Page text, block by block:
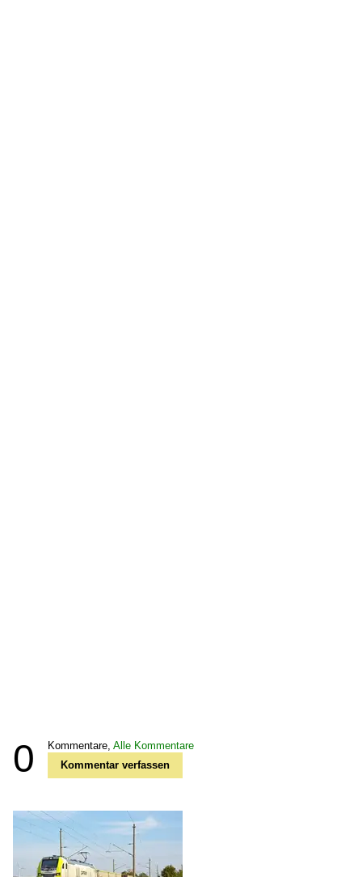
0 Kommentare, Alle Kommentare
Kommentar verfassen